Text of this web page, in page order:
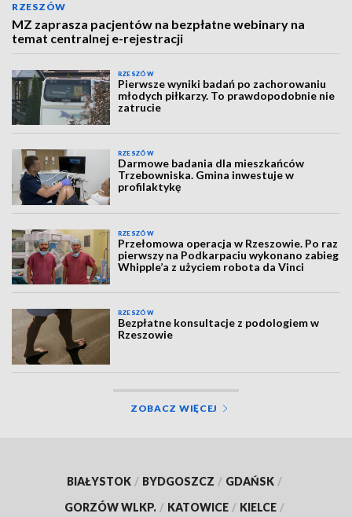
RZESZÓW
MZ zaprasza pacjentów na bezpłatne webinary na
temat centralnej e-rejestracji
RZESZÓW
Pierwsze wyniki badań po zachorowaniu
młodych piłkarzy. To prawdopodobnie nie
zatrucie
RZESZÓW
Darmowe badania dla mieszkańców
Trzebowniska. Gmina inwestuje w
profilaktykę
RZESZÓW
Przełomowa operacja w Rzeszowie. Po raz
pierwszy na Podkarpaciu wykonano zabieg
Whipple’a z użyciem robota da Vinci
RZESZÓW
Bezpłatne konsultacje z podologiem w
Rzeszowie
ZOBACZ WIĘCEJ
BIAŁYSTOK / BYDGOSZCZ / GDAŃSK /
GORZÓW WLKP. / KATOWICE / KIELCE /